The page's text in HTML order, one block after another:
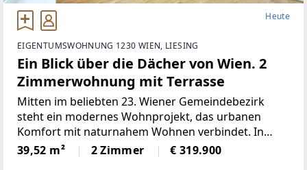
Heute
EIGENTUMSWOHNUNG 1230 WIEN, LIESING
Ein Blick über die Dächer von Wien. 2
Zimmerwohnung mit Terrasse
Mitten im beliebten 23. Wiener Gemeindebezirk
steht ein modernes Wohnprojekt, das urbanen
Komfort mit naturnahem Wohnen verbindet. In
ruhiger Grünlage zwischen dem Liesingbach, dem
Maurer Wald und der Perchtoldsdorfer Heide bietet
39,52 m² 2 Zimmer € 319.900